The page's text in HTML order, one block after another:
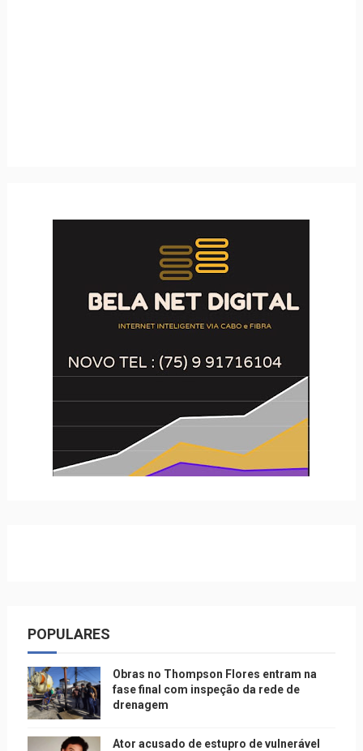
POPULARES
Obras no Thompson Flores entram na
fase final com inspeção da rede de
drenagem
Ator acusado de estupro de vulnerável